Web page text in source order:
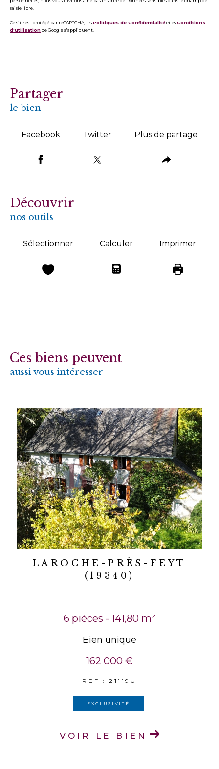
saisie libre.
Ce site est protégé par reCAPTCHA, lesPolitiques de Confidentialitéet esConditions
d'utilisationde Google s'appliquent.
partager
le bien
Facebook Twitter Plus de partage
découvrir
nos outils
Sélectionner Calculer Imprimer
Ces biens peuvent
aussi vous intéresser
LAROCHE-PRÈS-FEYT
(19340)
6 pièces - 141,80 m²
Bien unique
162 000 €
REF : 21119U
EXCLUSIVITÉ
VOIR LE BIEN